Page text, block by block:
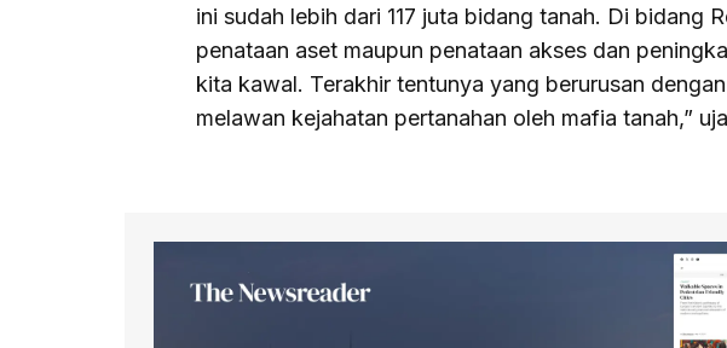
ini sudah lebih dari 117 juta bidang tanah. Di bidang
penataan aset maupun penataan akses dan
kita kawal. Terakhir tentunya yang berurusan
melawan kejahatan pertanahan oleh mafia tanah,”